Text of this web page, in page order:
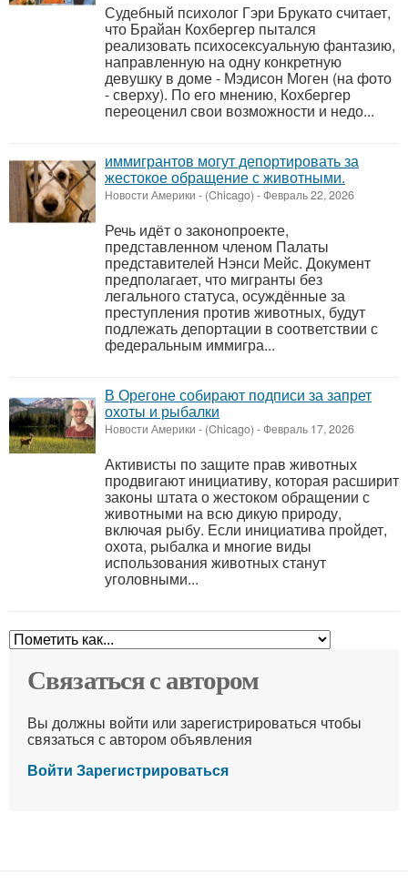
Судебный психолог Гэри Брукато считает,
что Брайан Кохбергер пытался
реализовать психосексуальную фантазию,
направленную на одну конкретную
девушку в доме - Мэдисон Моген (на фото
- сверху). По его мнению, Кохбергер
переоценил свои возможности и недо...
иммигрантов могут депортировать за
жестокое обращение с животными.
Новости Америки - (Chicago) -Февраль 22, 2026
Речь идёт о законопроекте,
представленном членом Палаты
представителей Нэнси Мейс. Документ
предполагает, что мигранты без
легального статуса, осуждённые за
преступления против животных, будут
подлежать депортации в соответствии с
федеральным иммигра...
В Орегоне собирают подписи за запрет
охоты и рыбалки
Новости Америки - (Chicago) -Февраль 17, 2026
Активисты по защите прав животных
продвигают инициативу, которая расширит
законы штата о жестоком обращении с
животными на всю дикую природу,
включая рыбу. Если инициатива пройдет,
охота, рыбалка и многие виды
использования животных станут
уголовными...
Связаться с автором
Вы должны войти или зарегистрироваться чтобы
связаться с автором объявления
Войти Зарегистрироваться